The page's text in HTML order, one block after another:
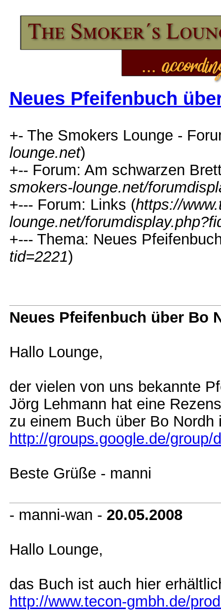
Neues Pfeifenbuch
+- The Smokers Lounge -
lounge.net)
+-- Forum: Am schwarzen
smokers-lounge.net/
+--- Forum: Links (https://
lounge.net/
+--- Thema: Neues
tid=2221)
Neues Pfeifenbuch über Bo
Hallo Lounge,
der vielen von uns bekannte
Jörg Lehmann hat eine
zu einem Buch über Bo
http://groups.google.de/
Beste Grüße - manni
- manni-wan - 20.05.2008
Hallo Lounge,
das Buch ist auch hier
http://www.tecon-gmbh.de/